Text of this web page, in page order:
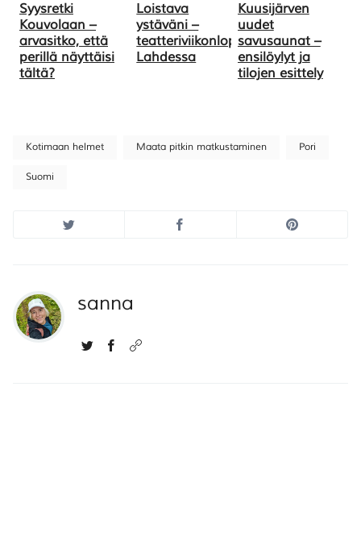
Syysretki
Kouvolaan –
arvasitko, että
perillä näyttäisi
tältä?
Loistava
ystäväni –
teatteriviikonloppu
Lahdessa
Kuusijärven
uudet
savusaunat –
ensilöylyt ja
tilojen esittely
Kotimaan helmet Maata pitkin matkustaminen Pori
Suomi
sanna